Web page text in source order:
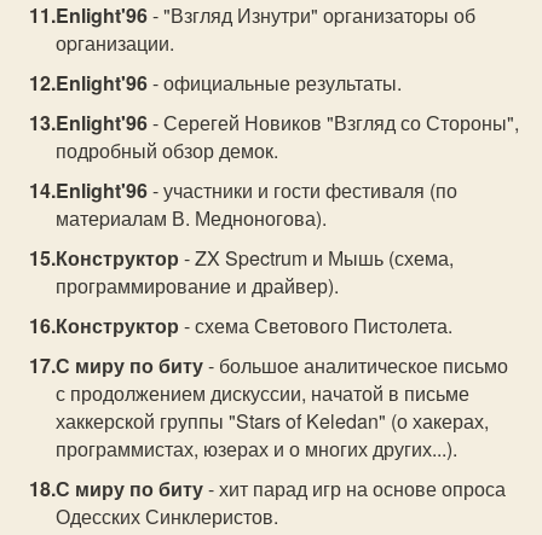
Enlight'96- "Взгляд Изнутри" оpганизатоpы об
оpганизации.
Enlight'96- официальные результаты.
Enlight'96- Серегей Новиков "Взгляд со Стороны",
подробный обзор демок.
Enlight'96- участники и гости фестиваля (по
матеpиалам В. Медноногова).
Конструктор - ZX Spectrum и Мышь (схема,
программирование и драйвер).
Конструктор - схема Светового Пистолета.
С миру по биту- большое аналитическое письмо
с продолжением дискуссии, начатой в письме
хаккерской группы "Stars of Keledan" (о хакерах,
программистах, юзерах и о многих других...).
С миру по биту- хит парад игр на основе опроса
Одесских Синклеристов.